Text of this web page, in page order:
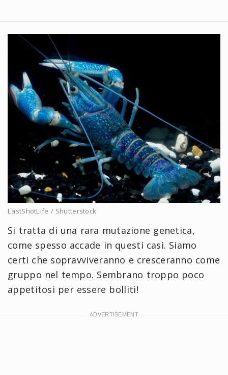
LastShotLife / Shutterstock
Si tratta di una rara mutazione genetica,
come spesso accade in questi casi. Siamo
certi che sopravviveranno e cresceranno come
gruppo nel tempo. Sembrano troppo poco
appetitosi per essere bolliti!